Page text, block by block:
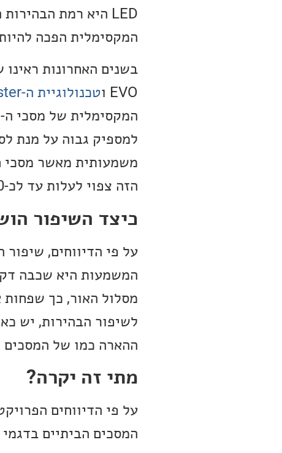
המקסימלית הפכה
EVO ו
טכנולוגיית ה-Brightness Booster
הזה צפוי לעלות עד לכ-1,200 ניטים.
כיצד השיפור
המשמעות היא שכבה
מסלול האור, כך שפחות
לשיפור הבהירות, יש
ההארה כמו של המסכים
מתי זה יקרה?
על פי הדיווחים
המסכים הביתיים בדגמי 2023.